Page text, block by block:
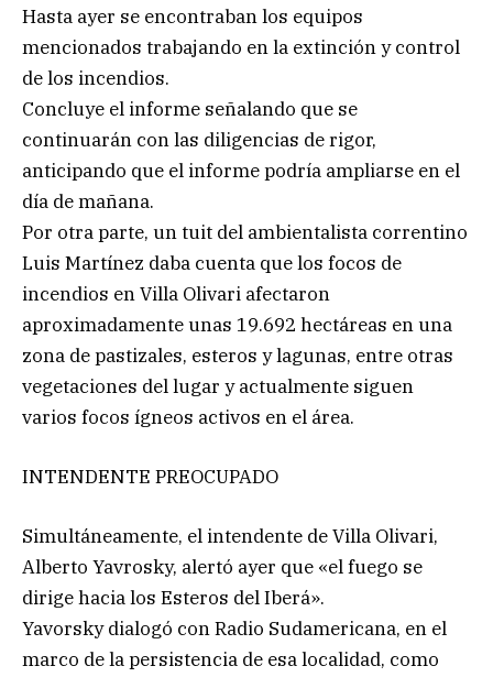
Hasta ayer se encontraban los equipos
mencionados trabajando en la extinción y control
de los incendios.
Concluye el informe señalando que se
continuarán con las diligencias de rigor,
anticipando que el informe podría ampliarse en el
día de mañana.
Por otra parte, un tuit del ambientalista correntino
Luis Martínez daba cuenta que los focos de
incendios en Villa Olivari afectaron
aproximadamente unas 19.692 hectáreas en una
zona de pastizales, esteros y lagunas, entre otras
vegetaciones del lugar y actualmente siguen
varios focos ígneos activos en el área.
INTENDENTE PREOCUPADO
Simultáneamente, el intendente de Villa Olivari,
Alberto Yavrosky, alertó ayer que «el fuego se
dirige hacia los Esteros del Iberá».
Yavorsky dialogó con Radio Sudamericana, en el
marco de la persistencia de esa localidad, como